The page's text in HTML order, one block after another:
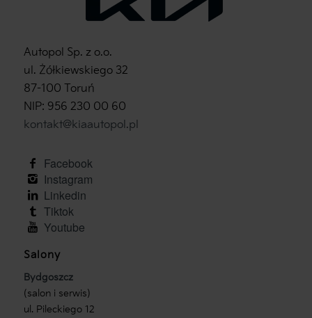
Autopol Sp. z o.o.
ul. Żółkiewskiego 32
87-100 Toruń
NIP: 956 230 00 60
kontakt@kiaautopol.pl
facebook
instagram
linkedin
tiktok
youtube
Salony
Bydgoszcz
(salon i serwis)
ul. Pileckiego 12